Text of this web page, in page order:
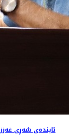
ئایندەی شەڕی